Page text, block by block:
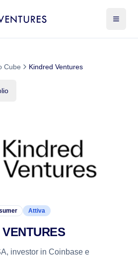
Cube Kindred Ventures
Attiva
investor in Coinbase e